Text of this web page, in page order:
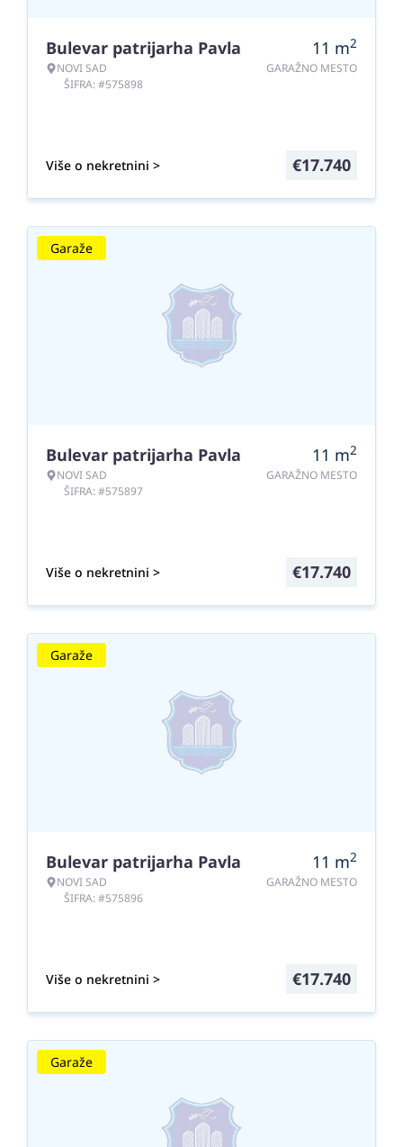
Bulevar patrijarha Pavla
NOVI SAD
ŠIFRA: #575898
11 m2
GARAŽNO MESTO
Više o nekretnini > €17.740
Garaže
Bulevar patrijarha Pavla
NOVI SAD
ŠIFRA: #575897
11 m2
GARAŽNO MESTO
Više o nekretnini > €17.740
Garaže
Bulevar patrijarha Pavla
NOVI SAD
ŠIFRA: #575896
11 m2
GARAŽNO MESTO
Više o nekretnini > €17.740
Garaže